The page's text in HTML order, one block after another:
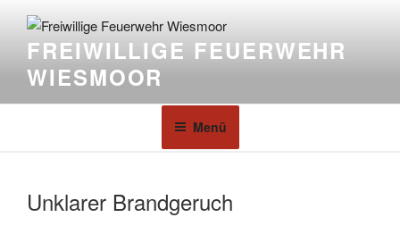
FREIWILLIGE FEUERWEHR
WIESMOOR
Menü
Unklarer Brandgeruch